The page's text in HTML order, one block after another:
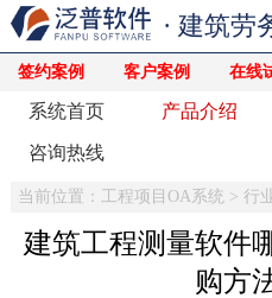
签约案例 客户案例 在线
· 建筑劳
系统首页 产品介绍
咨询热线
当前位置： 工程项目OA系统 > 行
建筑工程测量软件
购方